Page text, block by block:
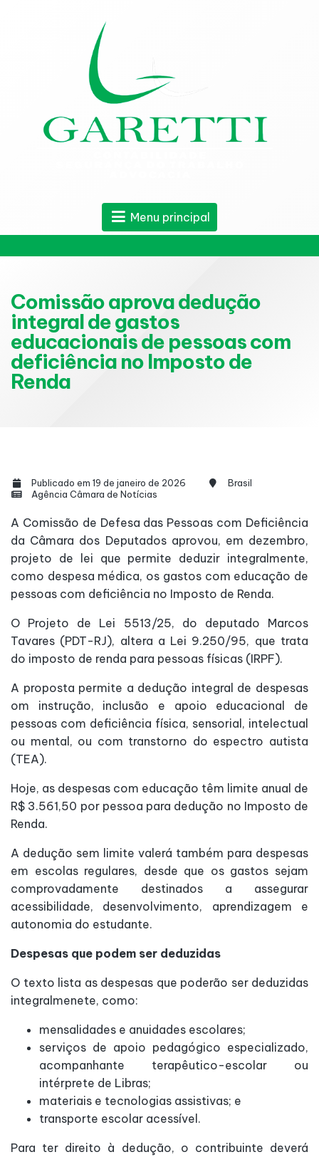
Menu principal
Comissão aprova dedução
integral de gastos
educacionais de pessoas com
deficiência no Imposto de
Renda
Publicado em 19 de janeiro de 2026
Brasil
Agência Câmara de Notícias
A Comissão de Defesa das Pessoas com Deficiência
da Câmara dos Deputados aprovou, em dezembro,
projeto de lei que permite deduzir integralmente,
como despesa médica, os gastos com educação de
pessoas com deficiência no Imposto de Renda.
O Projeto de Lei 5513/25, do deputado Marcos
Tavares (PDT-RJ), altera a Lei 9.250/95, que trata
do imposto de renda para pessoas físicas (IRPF).
A proposta permite a dedução integral de despesas
om instrução, inclusão e apoio educacional de
pessoas com deficiência física, sensorial, intelectual
ou mental, ou com transtorno do espectro autista
(TEA).
Hoje, as despesas com educação têm limite anual de
R$ 3.561,50 por pessoa para dedução no Imposto de
Renda.
A dedução sem limite valerá também para despesas
em escolas regulares, desde que os gastos sejam
comprovadamente destinados a assegurar
acessibilidade, desenvolvimento, aprendizagem e
autonomia do estudante.
Despesas que podem ser deduzidas
O texto lista as despesas que poderão ser deduzidas
integralmenete, como:
mensalidades e anuidades escolares;
serviços de apoio pedagógico especializado,
acompanhante terapêutico-escolar ou
intérprete de Libras;
materiais e tecnologias assistivas; e
transporte escolar acessível.
Para ter direito à dedução, o contribuinte deverá